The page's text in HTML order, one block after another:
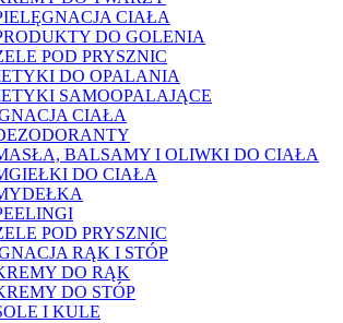
CIAŁA
DO GOLENIA
POD PRYSZNIC
DO OPALANIA
SAMOOPALAJĄCE
CIAŁA
BALSAMY I OLIWKI DO CIAŁA
DO CIAŁA
POD PRYSZNIC
RĄK I STÓP
DO RĄK
DO STÓP
I KULE